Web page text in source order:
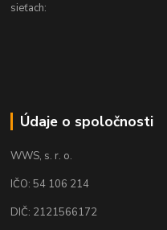
sieťach:
Údaje o spoločnosti
WWS, s. r. o.
IČO: 54 106 214
DIČ: 2121566172